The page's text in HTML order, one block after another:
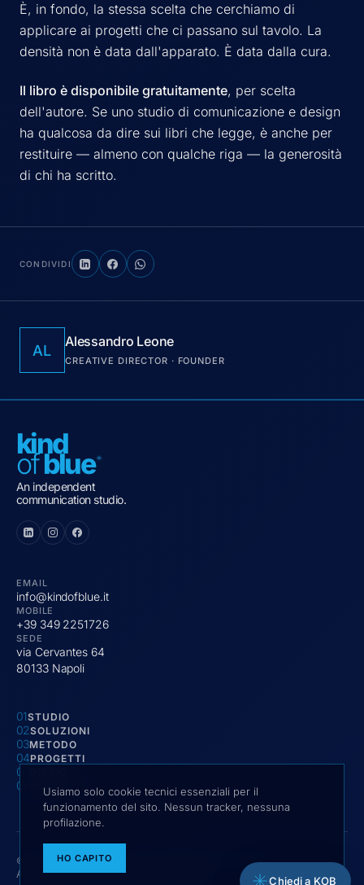
È, in fondo, la stessa scelta che cerchiamo di
applicare ai progetti che ci passano sul tavolo. La
densità non è data dall'apparato. È data dalla cura.
Il libro è disponibile gratuitamente, per scelta
dell'autore. Se uno studio di comunicazione e design
ha qualcosa da dire sui libri che legge, è anche per
restituire — almeno con qualche riga — la generosità
di chi ha scritto.
CONDIVIDI
AL
Alessandro Leone
CREATIVE DIRECTOR · FOUNDER
kind
ofblue
An independent
communication studio.
EMAIL
info@kindofblue.it
MOBILE
+39 349 2251726
SEDE
via Cervantes 64
80133 Napoli
STUDIO
SOLUZIONI
METODO
PROGETTI
CONTATTI
© KIND OF BLUE SRLS · VIA CERVANTES 64, NAPOLI
An independent communication studio.
Usiamo solo cookie tecnici essenziali per il
funzionamento del sito. Nessun tracker, nessuna
profilazione.
HO CAPITO
Chiedi a KOB